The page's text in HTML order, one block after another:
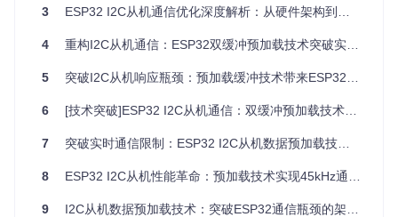
2. 动态优先级调度
为了优化资源占用，引入动态优先级调度算法。根据数据的重
要性和实时性要求，将数据分为高、中、低三个优先级。系统
在空闲时优先处理高优先级数据的预加载，确保关键数据的及
时传输，同时合理分配CPU资源，降低整体占用率。
3. 自适应错误恢复
针对通信过程中的各种异常情况，设计自适应错误恢复机制。
制，并根据错误类型调整通信参数，如重试次数、等待时间
3 ESP32 I2C从机通信优化深度解析：从硬件架构到性能调优实践
4 重构I2C从机通信：ESP32双缓冲预加载技术突破实时响应瓶颈
5 突破I2C从机响应瓶颈：预加载缓冲技术带来ESP32通信效率10倍提升
6 [技术突破]ESP32 I2C从机通信：双缓冲预加载技术的实时性优化实践
7 突破实时通信限制：ESP32 I2C从机数据预加载技术的效率革新实践
8 ESP32 I2C从机性能革命：预加载技术实现45kHz通信突破与实时数据交互重构
9 I2C从机数据预加载技术：突破ESP32通信瓶颈的架构级优化方案